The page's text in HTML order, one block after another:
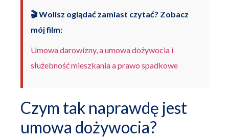
🎬 Wolisz oglądać zamiast czytać? Zobacz
mój film:
Umowa darowizny, a umowa dożywocia i
służebność mieszkania a prawo spadkowe
Czym tak naprawdę jest
umowa dożywocia?